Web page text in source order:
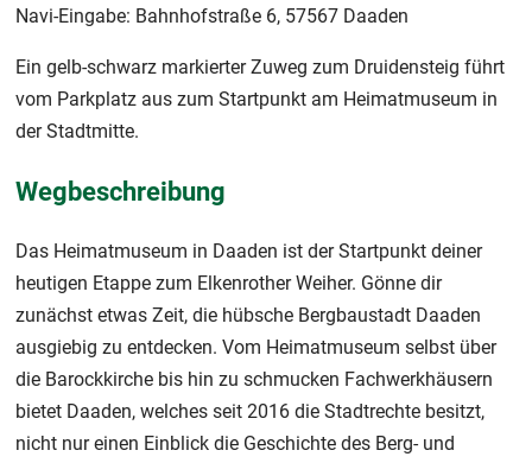
Navi-Eingabe: Bahnhofstraße 6, 57567 Daaden
Ein gelb-schwarz markierter Zuweg zum Druidensteig führt
vom Parkplatz aus zum Startpunkt am Heimatmuseum in
der Stadtmitte.
Wegbeschreibung
Das Heimatmuseum in Daaden ist der Startpunkt deiner
heutigen Etappe zum Elkenrother Weiher. Gönne dir
zunächst etwas Zeit, die hübsche Bergbaustadt Daaden
ausgiebig zu entdecken. Vom Heimatmuseum selbst über
die Barockkirche bis hin zu schmucken Fachwerkhäusern
bietet Daaden, welches seit 2016 die Stadtrechte besitzt,
nicht nur einen Einblick die Geschichte des Berg- und